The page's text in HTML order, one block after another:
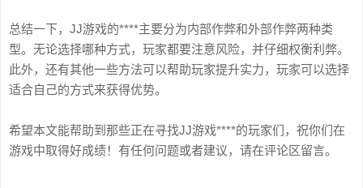
总结一下，JJ游戏的****主要分为内部作弊和外部作弊两种类
型。无论选择哪种方式，玩家都要注意风险，并仔细权衡利弊。
此外，还有其他一些方法可以帮助玩家提升实力，玩家可以选择
适合自己的方式来获得优势。
希望本文能帮助到那些正在寻找JJ游戏****的玩家们，祝你们在
游戏中取得好成绩！有任何问题或者建议，请在评论区留言。